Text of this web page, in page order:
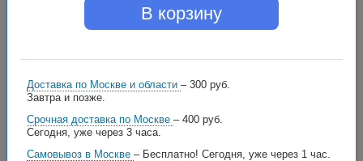
В корзину
Доставка по Москве и области – 300 руб.
Завтра и позже.
Срочная доставка по Москве – 400 руб.
Сегодня, уже через 3 часа.
Самовывоз в Москве – Бесплатно! Сегодня, уже через 1 час.